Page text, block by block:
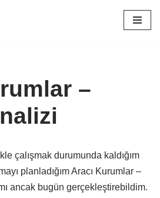
–
çalışmak durumunda kaldığım
planladığım Aracı Kurumlar –
ancak bugün gerçekleştirebildim.